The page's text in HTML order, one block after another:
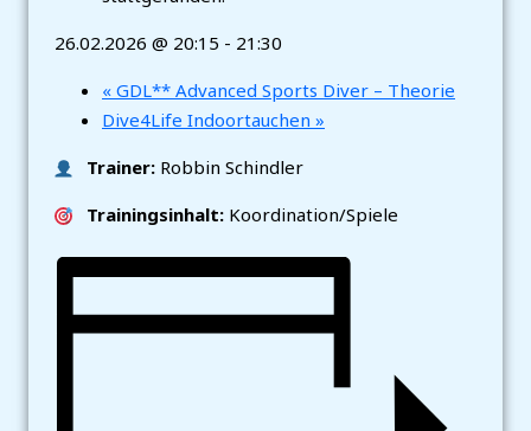
26.02.2026 @ 20:15 - 21:30
« GDL** Advanced Sports Diver – Theorie
Dive4Life Indoortauchen »
Trainer: Robbin Schindler
Trainingsinhalt: Koordination/Spiele